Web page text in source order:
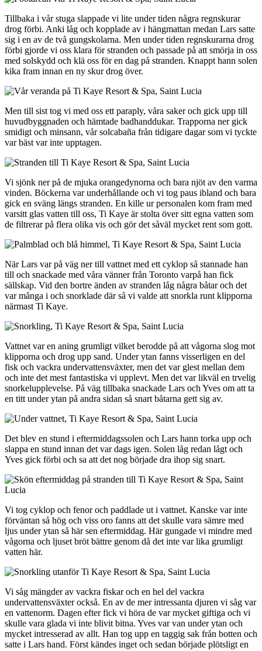
Tillbaka i vår stuga slappade vi lite under tiden några regnskurar
drog förbi. Anki låg och kopplade av i hängmattan medan Lars satte
sig i en av de två gungskolarna. Men under tiden regnskurarna drog
förbi gjorde vi oss klara för stranden och passade på att smörja in oss
med solskydd och klä oss för en dag på stranden. Knappt hann solen
kika fram innan en ny skur drog över.
Men till sist tog vi med oss ett paraply, våra saker och gick upp till
huvudbyggnaden och hämtade badhanddukar. Trapporna ner gick
smidigt och minsann, vår solcabaña från tidigare dagar som vi tyckte
var bäst var inte upptagen.
Vi sjönk ner på de mjuka orangedynorna och bara njöt av den varma
vinden. Böckerna var underhållande och vi tog paus ibland och bara
gick en sväng längs stranden. En kille ur personalen kom fram med
varsitt glas vatten till oss, Ti Kaye är stolta över sitt egna vatten som
de filtrerar på flera olika vis och gör det såväl mycket rent som gott.
När Lars var på väg ner till vattnet med ett cyklop så stannade han
till och snackade med våra vänner från Toronto varpå han fick
sällskap. Vid den bortre änden av stranden låg några båtar och det
var många i och snorklade där så vi valde att snorkla runt klipporna
närmast Ti Kaye.
Vattnet var en aning grumligt vilket berodde på att vågorna slog mot
klipporna och drog upp sand. Under ytan fanns visserligen en del
fisk och vackra undervattensväxter, men det var glest mellan dem
och inte det mest fantastiska vi upplevt. Men det var likväl en trvelig
snorkelupplevelse. På väg tillbaka snackade Lars och Yves om att ta
en titt under ytan på andra sidan så snart båtarna gett sig av.
Det blev en stund i eftermiddagssolen och Lars hann torka upp och
slappa en stund innan det var dags igen. Solen låg redan lågt och
Yves gick förbi och sa att det nog började dra ihop sig snart.
Vi tog cyklop och fenor och paddlade ut i vattnet. Kanske var inte
förväntan så hög och viss oro fanns att det skulle vara sämre med
ljus under ytan så här sen eftermiddag. Här gungade vi mindre med
vågorna och ljuset bröt bättre genom då det inte var lika grumligt
vatten här.
Vi såg mängder av vackra fiskar och en hel del vackra
undervattensväxter också. En av de mer intressanta djuren vi såg var
en vattenorm. Dagen efter fick vi höra de var mycket giftiga och vi
skulle vara glada vi inte blivit bitna. Yves var van under ytan och
mycket intresserad av allt. Han tog upp en taggig sak från botten och
satte i Lars hand. Först kändes inget och sedan började plötsligt en